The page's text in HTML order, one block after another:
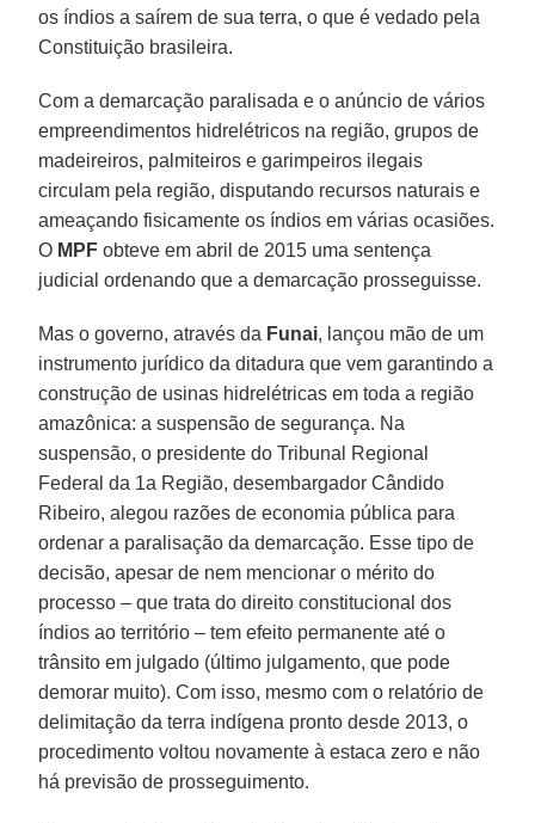
os índios a saírem de sua terra, o que é vedado pela
Constituição brasileira.
Com a demarcação paralisada e o anúncio de vários
empreendimentos hidrelétricos na região, grupos de
madeireiros, palmiteiros e garimpeiros ilegais
circulam pela região, disputando recursos naturais e
ameaçando fisicamente os índios em várias ocasiões.
O MPF obteve em abril de 2015 uma sentença
judicial ordenando que a demarcação prosseguisse.
Mas o governo, através da Funai, lançou mão de um
instrumento jurídico da ditadura que vem garantindo a
construção de usinas hidrelétricas em toda a região
amazônica: a suspensão de segurança. Na
suspensão, o presidente do Tribunal Regional
Federal da 1a Região, desembargador Cândido
Ribeiro, alegou razões de economia pública para
ordenar a paralisação da demarcação. Esse tipo de
decisão, apesar de nem mencionar o mérito do
processo – que trata do direito constitucional dos
índios ao território – tem efeito permanente até o
trânsito em julgado (último julgamento, que pode
demorar muito). Com isso, mesmo com o relatório de
delimitação da terra indígena pronto desde 2013, o
procedimento voltou novamente à estaca zero e não
há previsão de prosseguimento.